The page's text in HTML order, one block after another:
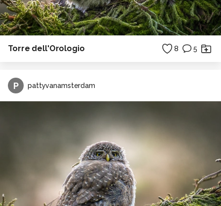
Torre dell'Orologio 8 5
P pattyvanamsterdam